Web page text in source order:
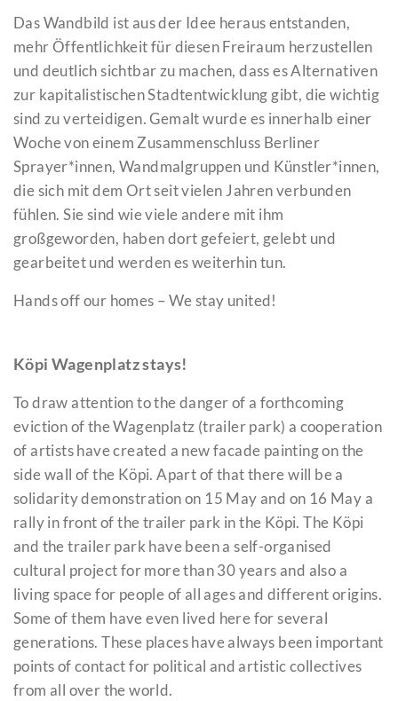
Das Wandbild ist aus der Idee heraus entstanden,
mehr Öffentlichkeit für diesen Freiraum herzustellen
und deutlich sichtbar zu machen, dass es Alternativen
zur kapitalistischen Stadtentwicklung gibt, die wichtig
sind zu verteidigen. Gemalt wurde es innerhalb einer
Woche von einem Zusammenschluss Berliner
Sprayer*innen, Wandmalgruppen und Künstler*innen,
die sich mit dem Ort seit vielen Jahren verbunden
fühlen. Sie sind wie viele andere mit ihm
großgeworden, haben dort gefeiert, gelebt und
gearbeitet und werden es weiterhin tun.
Hands off our homes – We stay united!
Köpi Wagenplatzstays!
To draw attention to the danger of a forthcoming
eviction of the Wagenplatz (trailer park) a cooperation
of artists have created a new facade painting on the
side wall of the Köpi. Apart of that there will be a
solidarity demonstration on 15 May and on 16 May a
rally in front of the trailer park in the Köpi. The Köpi
and the trailer park have been a self-organised
cultural project for more than 30 years and also a
living space for people of all ages and different origins.
Some of them have even lived here for several
generations. These places have always been important
points of contact for political and artistic collectives
from all over the world.